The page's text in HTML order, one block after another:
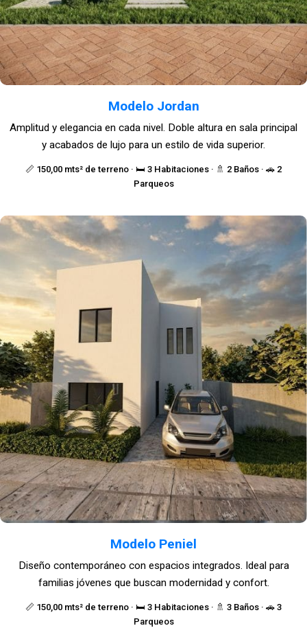
Modelo Jordan
📏 150,00 mts² de terreno · 🛏️ 3 Habitaciones · 🚿 2 Baños · 🚗 2
Parqueos
Amplitud y elegancia en cada nivel. Doble altura en sala principal
y acabados de lujo para un estilo de vida superior.
Modelo Peniel
📏 150,00 mts² de terreno · 🛏️ 3 Habitaciones · 🚿 3 Baños · 🚗 3
Parqueos
Diseño contemporáneo con espacios integrados. Ideal para
familias jóvenes que buscan modernidad y confort.